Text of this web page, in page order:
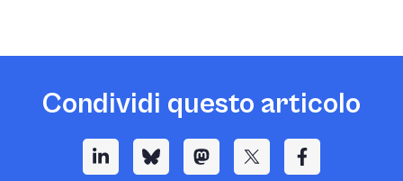
Condividi questo articolo